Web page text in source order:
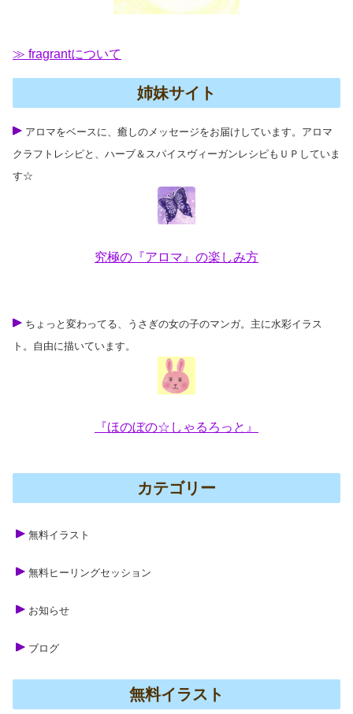
≫ fragrantについて
姉妹サイト
アロマをベースに、癒しのメッセージをお届けしています。アロマ
クラフトレシピと、ハーブ＆スパイスヴィーガンレシピもＵＰしていま
す☆
究極の『アロマ』の楽しみ方
ちょっと変わってる、うさぎの女の子のマンガ。主に水彩イラス
ト。自由に描いています。
『ほのぼの☆しゃるろっと』
カテゴリー
無料イラスト
無料ヒーリングセッション
お知らせ
ブログ
無料イラスト